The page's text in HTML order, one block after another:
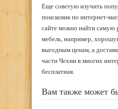
Еще советую изучить
поисковик по интернет-
сайте можно найти самую
мебель, например,
выгодным ценам, а
части Чехии в многих
бесплатная.
Вам также может